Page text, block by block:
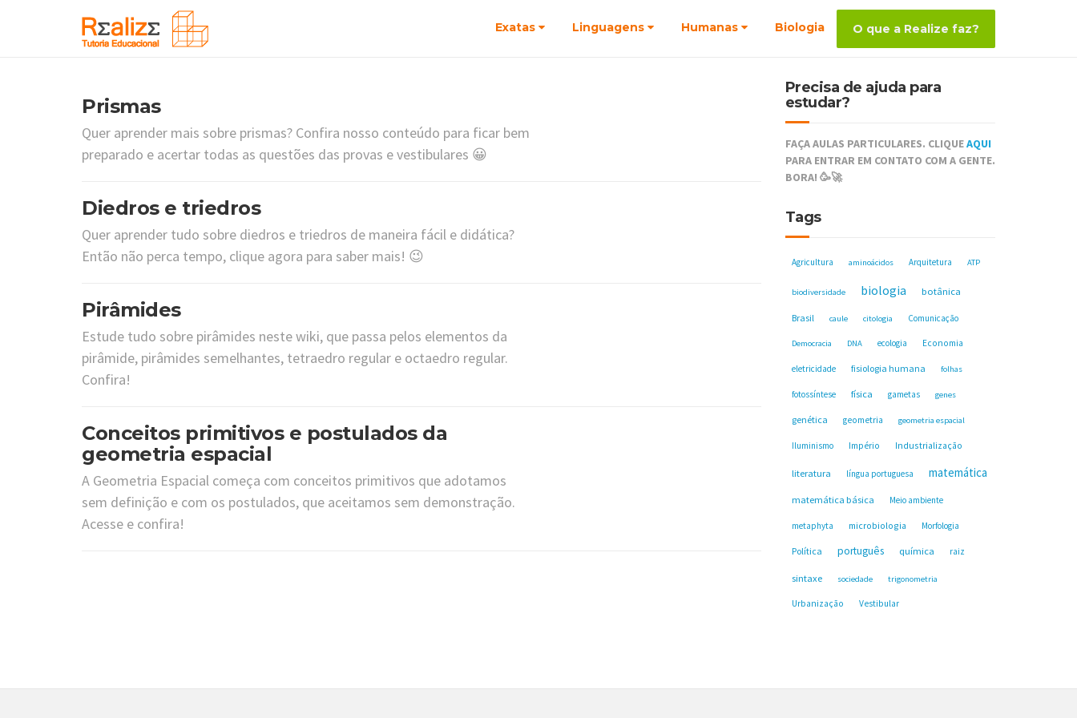
Exatas Linguagens Humanas Biologia O que a Realize faz?
Prismas
Quer aprender mais sobre prismas? Confira nosso conteúdo para ficar bem
preparado e acertar todas as questões das provas e vestibulares 😀
Diedros e triedros
Quer aprender tudo sobre diedros e triedros de maneira fácil e didática?
Então não perca tempo, clique agora para saber mais! 😉
Pirâmides
Estude tudo sobre pirâmides neste wiki, que passa pelos elementos da
pirâmide, pirâmides semelhantes, tetraedro regular e octaedro regular.
Confira!
Conceitos primitivos e postulados da
geometria espacial
A Geometria Espacial começa com conceitos primitivos que adotamos
sem definição e com os postulados, que aceitamos sem demonstração.
Acesse e confira!
Precisa de ajuda para
estudar?
FAÇA AULAS PARTICULARES. CLIQUEAQUI
PARA ENTRAR EM CONTATO COM A GENTE.
BORA! 🥳🚀
Tags
Agricultura aminoácidos Arquitetura ATP
biodiversidade biologia botânica
Brasil caule citologia Comunicação
Democracia DNA ecologia Economia
eletricidade fisiologia humana folhas
fotossíntese física gametas genes
genética geometria geometria espacial
Iluminismo Império Industrialização
literatura língua portuguesa matemática
matemática básica Meio ambiente
metaphyta microbiologia Morfologia
Política português química raiz
sintaxe sociedade trigonometria
Urbanização Vestibular